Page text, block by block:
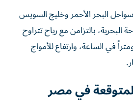
البحر الأحمر وخليج السويس
بالتزامن مع رياح تتراوح
بين 30 و50 كيلومتراً في الساعة، وارتفاع للأمواج
في مصر